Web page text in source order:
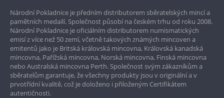
Garance nejvyšší kvality
Pouze originální produkty
Národní Pokladnice je předním distributorem sběratelských mincí a
pamětních medailí. Společnost působí na českém trhu od roku 2008.
Národní Pokladnice je oficiálním distributorem numismatických
emisí z více než 50 zemí, včetně takových známých mincoven a
emitentů jako je Britská královská mincovna, Královská kanadská
mincovna, Pařížská mincovna, Norská mincovna, Finská mincovna
nebo Australská mincovna Perth. Společnost svým zákazníkům a
sběratelům garantuje, že všechny produkty jsou v originální a v
prvotřídní kvalitě, což je doloženo i přiloženým Certifikátem
autentičnosti.